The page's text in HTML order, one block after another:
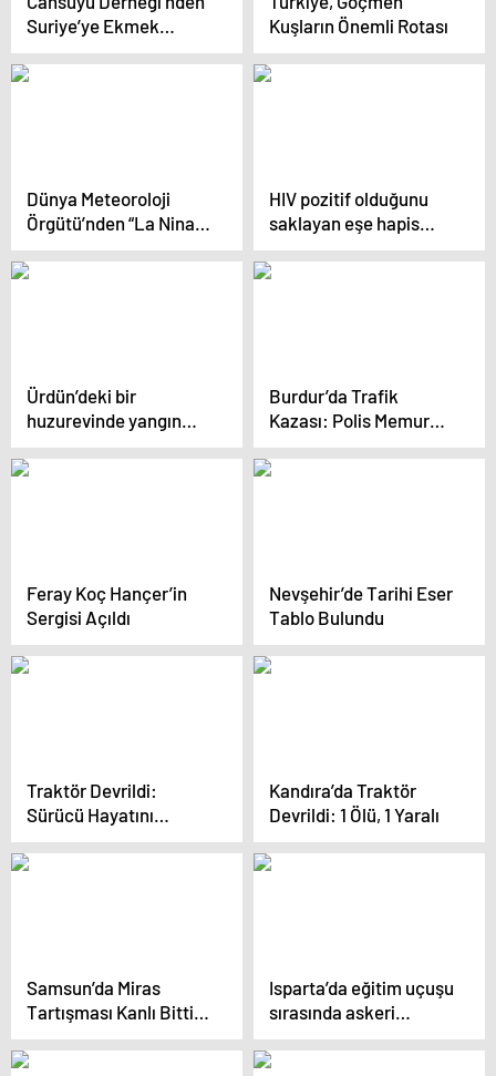
Suriye’ye Ekmek
Yardımı
Kuşların Önemli Rotası
Dünya Meteoroloji
Örgütü’nden “La Nina”
açıklaması
HIV pozitif olduğunu
saklayan eşe hapis
talebi
Ürdün’deki bir
huzurevinde yangın
faciası: 6 ölü, 60 yaralı
Burdur’da Trafik
Kazası: Polis Memuru
ve 5 Öğrenci Yaralı
Feray Koç Hançer’in
Sergisi Açıldı
Nevşehir’de Tarihi Eser
Tablo Bulundu
Traktör Devrildi:
Sürücü Hayatını
Kaybetti
Kandıra’da Traktör
Devrildi: 1 Ölü, 1 Yaralı
Samsun’da Miras
Tartışması Kanlı Bitti: 1
El Bombası ve Çok
Sayıda Silah Ele
Isparta’da eğitim uçuşu
sırasında askeri
helikopter düştü: 6
şehit (7)